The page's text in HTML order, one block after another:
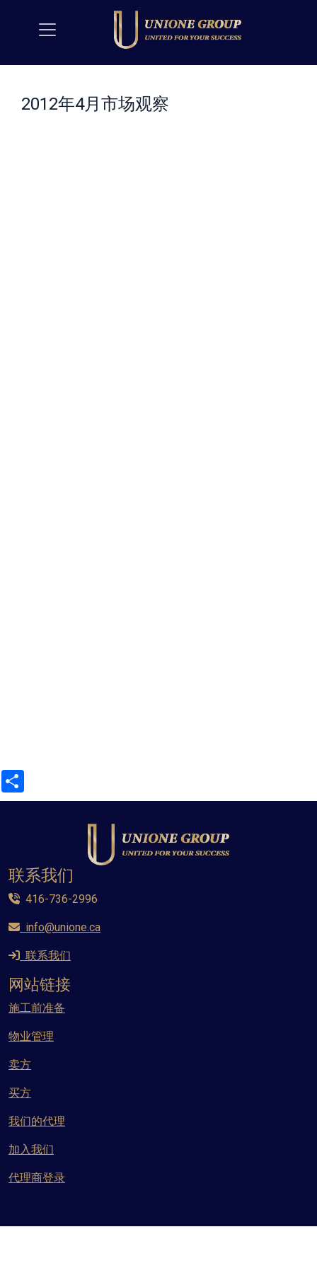
2012年4月市场观察
联系我们
416-736-2996
info@unione.ca
联系我们
网站链接
施工前准备
物业管理
卖方
买方
我们的代理
加入我们
代理商登录